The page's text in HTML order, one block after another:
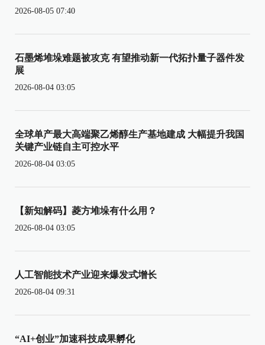
2026-08-05 07:40
石墨烯堆垛难题被攻克 有望推动新一代拓扑量子器件发
展
2026-08-04 03:05
全球单产最大高端聚乙烯醇生产基地建成 大幅提升我国
关键产业链自主可控水平
2026-08-04 03:05
【新知解码】菱方堆垛有什么用？
2026-08-04 03:05
人工智能技术产业迎来爆发式增长
2026-08-04 09:31
“AI+创业”加速科技成果孵化